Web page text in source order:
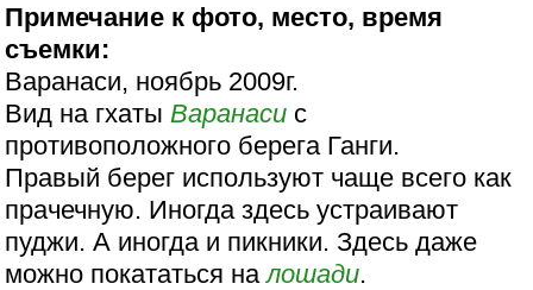
Примечание к фото, место, время
съемки:
Варанаси, ноябрь 2009г.
Вид на гхаты Варанаси с
противоположного берега Ганги.
Правый берег используют чаще всего как
прачечную. Иногда здесь устраивают
пуджи. А иногда и пикники. Здесь даже
можно покататься налошади.